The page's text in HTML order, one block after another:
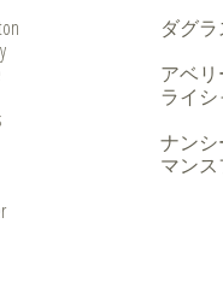
ダグ
アベ
ライ
ナン
マン